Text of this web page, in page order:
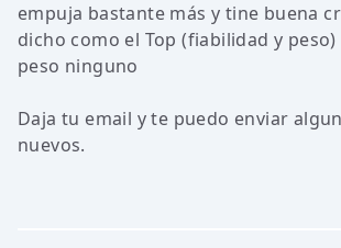
empuja bastante más y tine buena
dicho como el Top (fiabilidad y peso)
peso ninguno
Daja tu email y te puedo enviar
nuevos.